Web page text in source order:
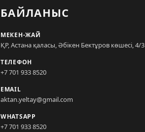
БАЙЛАНЫС
МЕКЕН-ЖАЙ
ҚР, Астана қаласы, Әбікен Бектұров көшесі, 4/3
ТЕЛЕФОН
+7 701 933 8520
EMAIL
aktan.yeltay@gmail.com
WHATSAPP
+7 701 933 8520